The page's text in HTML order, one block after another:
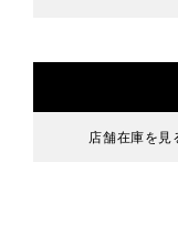
店舗在庫を見